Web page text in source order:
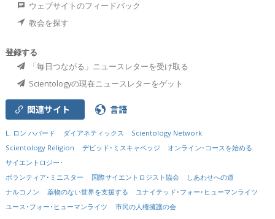
ウェブサイトのフィードバック
教会を探す
登録する
「毎日つながる」ニュースレターを受け取る
Scientologyの現在ニュースレターをゲット
関連サイト 言語
L. ロン ハバード ダイアネティックス
Scientology Network
Scientology Religion
デビッド･ミスキャベッジ
オンライン･コースを始める
サイエントロジー･
ボランティア･ミニスター
国際サイエントロジスト協会
しあわせへの道
ナルコノン
薬物のない世界を支援する
ユナイテッド･フォー･ヒューマンライツ
ユース･フォー･ヒューマンライツ
市民の人権擁護の会